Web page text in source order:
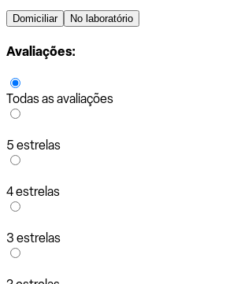
Domiciliar No laboratório
Avaliações:
Todas as avaliações
5 estrelas
4 estrelas
3 estrelas